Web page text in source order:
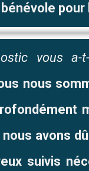
pour
vous a-
nous
avons
suivis